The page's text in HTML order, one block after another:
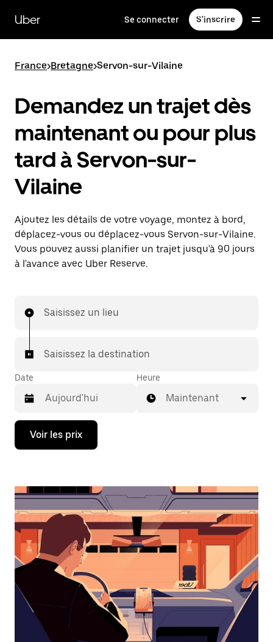
contenu
principal
Uber Se connecter S'inscrire
France>Bretagne>Servon-sur-Vilaine
Demandez un trajet dès
maintenant ou pour plus
tard à Servon-sur-
Vilaine
Ajoutez les détails de votre voyage, montez à bord,
déplacez-vous ou déplacez-vous Servon-sur-Vilaine.
Vous pouvez aussi planifier un trajet jusqu'à 90 jours
à l'avance avec Uber Reserve.
Saisissez un lieu
Saisissez la destination
Date
Appuyez
la
bas
ouvrir
le
calendrier
sélectionner
une
date.
Appuyez
sur
touche
Heure
Maintenant
Voir les prix